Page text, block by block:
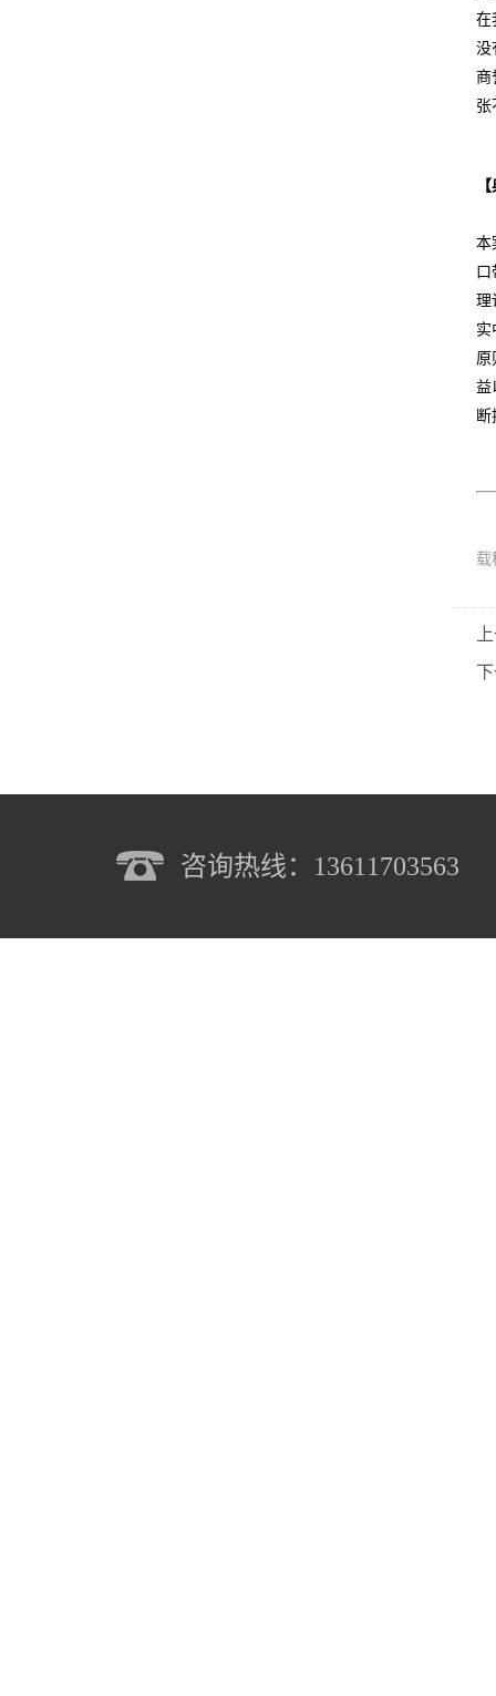
在
没
商
张
本
理
实
原
益
载
咨询热线：13611703563